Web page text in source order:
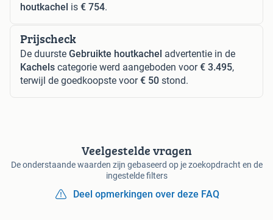
houtkachel is € 754.
Prijscheck
De duurste Gebruikte houtkachel advertentie in de
Kachels categorie werd aangeboden voor€ 3.495,
terwijl de goedkoopste voor€ 50 stond.
Veelgestelde vragen
De onderstaande waarden zijn gebaseerd op je zoekopdracht en de
ingestelde filters
Deel opmerkingen over deze FAQ